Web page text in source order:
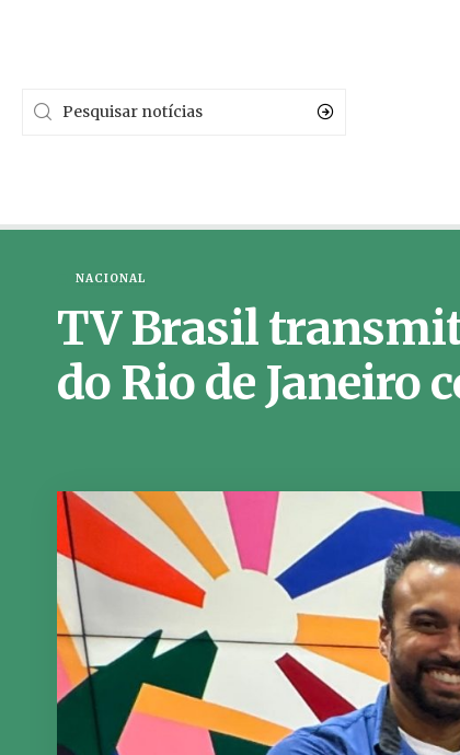
NACIONAL
TV Brasil
do Rio de Janeiro